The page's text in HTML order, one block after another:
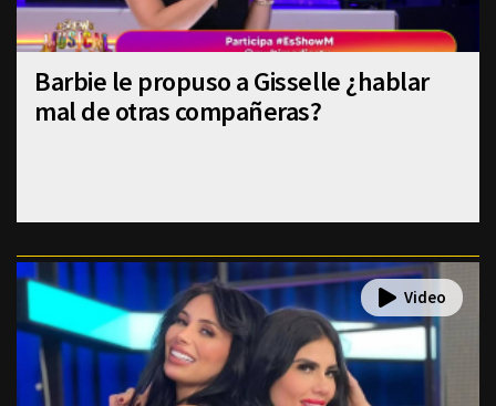
Barbie le propuso a Gisselle ¿hablar
mal de otras compañeras?